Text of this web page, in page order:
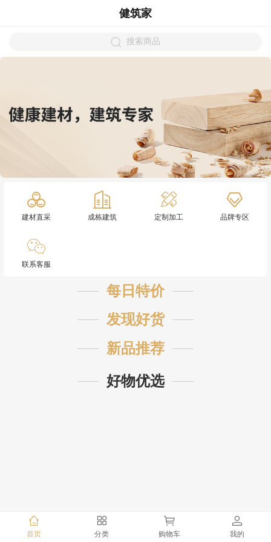
健筑家
搜索商品
建材直采 成栋建筑 定制加工 品牌专区
联系客服
每日特价
发现好货
新品推荐
好物优选
首页 分类 购物车 我的